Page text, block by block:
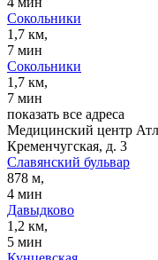
Сокольники
1,7 км,
7 мин
Сокольники
1,7 км,
7 мин
показать все адреса
Медицинский центр
Кременчугская, д. 3
Славянский бульвар
878 м,
4 мин
Давыдково
1,2 км,
5 мин